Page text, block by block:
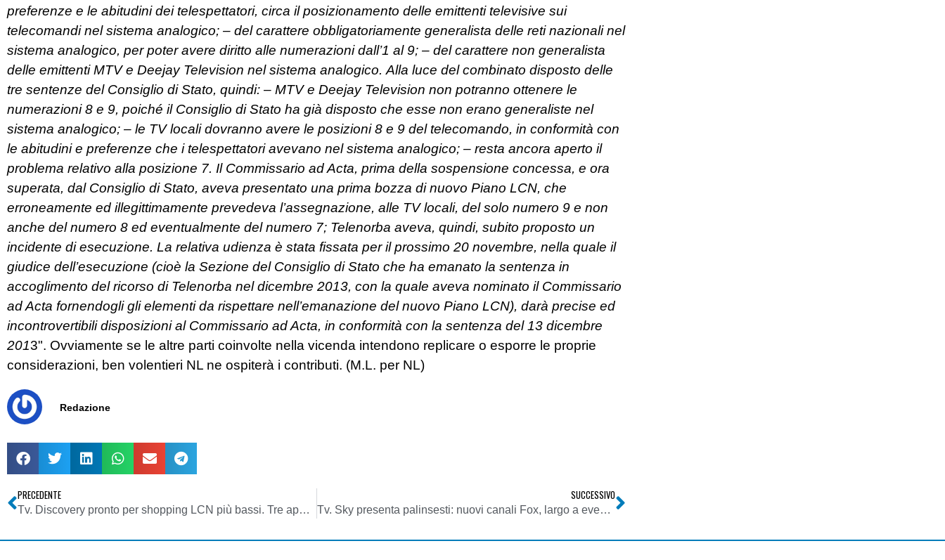
preferenze e le abitudini dei telespettatori, circa il posizionamento delle emittenti televisive sui
telecomandi nel sistema analogico; – del carattere obbligatoriamente generalista delle reti nazionali nel
sistema analogico, per poter avere diritto alle numerazioni dall’1 al 9; – del carattere non generalista
delle emittenti MTV e Deejay Television nel sistema analogico. Alla luce del combinato disposto delle
tre sentenze del Consiglio di Stato, quindi: – MTV e Deejay Television non potranno ottenere le
numerazioni 8 e 9, poiché il Consiglio di Stato ha già disposto che esse non erano generaliste nel
sistema analogico; – le TV locali dovranno avere le posizioni 8 e 9 del telecomando, in conformità con
le abitudini e preferenze che i telespettatori avevano nel sistema analogico; – resta ancora aperto il
problema relativo alla posizione 7. Il Commissario ad Acta, prima della sospensione concessa, e ora
superata, dal Consiglio di Stato, aveva presentato una prima bozza di nuovo Piano LCN, che
erroneamente ed illegittimamente prevedeva l’assegnazione, alle TV locali, del solo numero 9 e non
anche del numero 8 ed eventualmente del numero 7; Telenorba aveva, quindi, subito proposto un
incidente di esecuzione. La relativa udienza è stata fissata per il prossimo 20 novembre, nella quale il
giudice dell’esecuzione (cioè la Sezione del Consiglio di Stato che ha emanato la sentenza in
accoglimento del ricorso di Telenorba nel dicembre 2013, con la quale aveva nominato il Commissario
ad Acta fornendogli gli elementi da rispettare nell’emanazione del nuovo Piano LCN), darà precise ed
incontrovertibili disposizioni al Commissario ad Acta, in conformità con la sentenza del 13 dicembre
2013". Ovviamente se le altre parti coinvolte nella vicenda intendono replicare o esporre le proprie
considerazioni, ben volentieri NL ne ospiterà i contributi. (M.L. per NL)
Redazione
PRECEDENTE
Tv. Discovery pronto per shopping LCN più bassi. Tre approcci per due canali
SUCCESSIVO
Tv. Sky presenta palinsesti: nuovi canali Fox, largo a eventi e intrattenimento